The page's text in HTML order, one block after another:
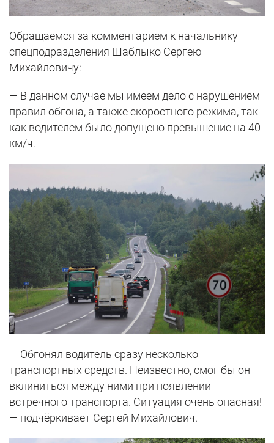
Обращаемся за комментарием к начальнику
спецподразделения Шаблыко Сергею
Михайловичу:
— В данном случае мы имеем дело с нарушением
правил обгона, а также скоростного режима, так
как водителем было допущено превышение на 40
км/ч.
— Обгонял водитель сразу несколько
транспортных средств. Неизвестно, смог бы он
вклиниться между ними при появлении
встречного транспорта. Ситуация очень опасная!
— подчёркивает Сергей Михайлович.